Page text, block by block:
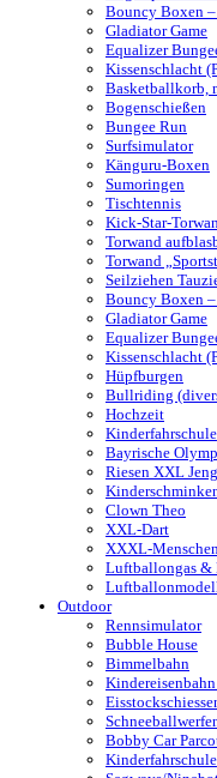
Bouncy Boxen
Gladiator Game
Equalizer
Kissenschlacht
Basketballkorb,
Bogenschießen
Bungee Run
Surfsimulator
Känguru-Boxen
Sumoringen
Tischtennis
Kick-Star-
Torwand
Torwand
Seilziehen
Bouncy Boxen
Gladiator Game
Equalizer
Kissenschlacht
Hüpfburgen
Bullriding
Hochzeit
Kinderfahrschule
Bayrische
Riesen XXL
Clown Theo
XXL-Dart
XXXL-
Luftballongas
Outdoor
Rennsimulator
Bubble House
Bimmelbahn
Bobby Car
Kinderfahrschule